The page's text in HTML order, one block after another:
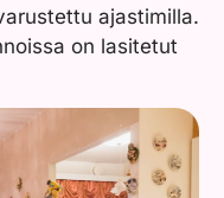
ajastimilla.
on lasitetut